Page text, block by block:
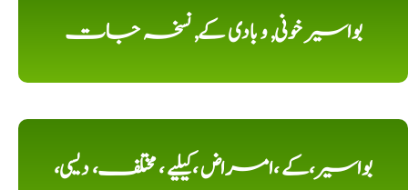
بواسیر خونی, و بادی کے, نسخہ جات
بواسیر،کے ،امراض ،کیلیے ، مختلف، دیسی،